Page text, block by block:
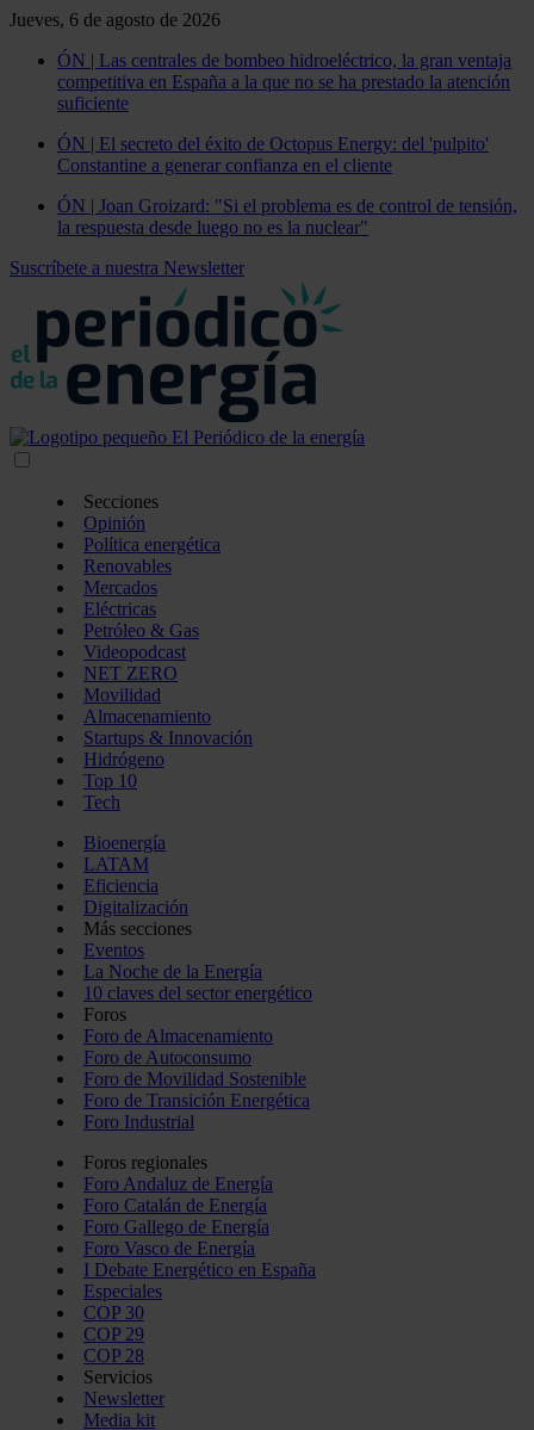
Jueves, 6 de agosto de 2026
ÓN | Las centrales de bombeo hidroeléctrico, la gran ventaja
competitiva en España a la que no se ha prestado la atención
suficiente
ÓN | El secreto del éxito de Octopus Energy: del 'pulpito'
Constantine a generar confianza en el cliente
ÓN | Joan Groizard: "Si el problema es de control de tensión,
la respuesta desde luego no es la nuclear"
Suscríbete a nuestra Newsletter
Secciones
Opinión
Política energética
Renovables
Mercados
Eléctricas
Petróleo & Gas
Videopodcast
NET ZERO
Movilidad
Almacenamiento
Startups & Innovación
Hidrógeno
Top 10
Tech
Bioenergía
LATAM
Eficiencia
Digitalización
Más secciones
Eventos
La Noche de la Energía
10 claves del sector energético
Foros
Foro de Almacenamiento
Foro de Autoconsumo
Foro de Movilidad Sostenible
Foro de Transición Energética
Foro Industrial
Foros regionales
Foro Andaluz de Energía
Foro Catalán de Energía
Foro Gallego de Energía
Foro Vasco de Energía
I Debate Energético en España
Especiales
COP 30
COP 29
COP 28
Servicios
Newsletter
Media kit